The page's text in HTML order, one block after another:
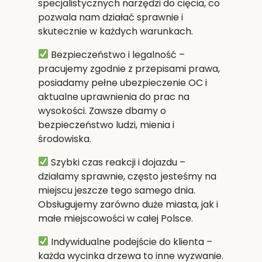
specjalistycznych narzędzi do cięcia, co
pozwala nam działać sprawnie i
skutecznie w każdych warunkach.
Bezpieczeństwo i legalność –
pracujemy zgodnie z przepisami prawa,
posiadamy pełne ubezpieczenie OC i
aktualne uprawnienia do prac na
wysokości. Zawsze dbamy o
bezpieczeństwo ludzi, mienia i
środowiska.
Szybki czas reakcji i dojazdu–
działamy sprawnie, często jesteśmy na
miejscu jeszcze tego samego dnia.
Obsługujemy zarówno duże miasta, jak i
małe miejscowości w całej Polsce.
Indywidualne podejście do klienta–
każda wycinka drzewa to inne wyzwanie.